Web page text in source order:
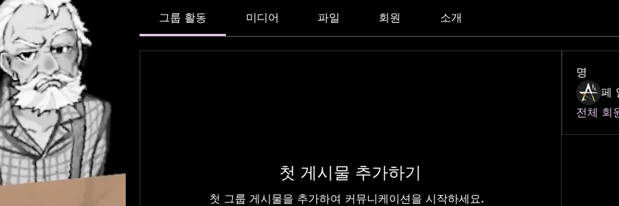
그룹 활동 미디어 파일 회원 소개
첫 게시물 추가하기
첫 그룹 게시물을 추가하여 커뮤니케이션을 시작하세요.
명
페
전체 회